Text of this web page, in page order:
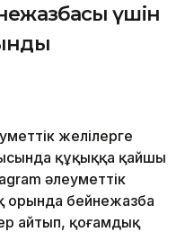
үшін
желілерге
құқыққа қайшы
әлеуметтік
орында бейнежазба
айтып, қоғамдық